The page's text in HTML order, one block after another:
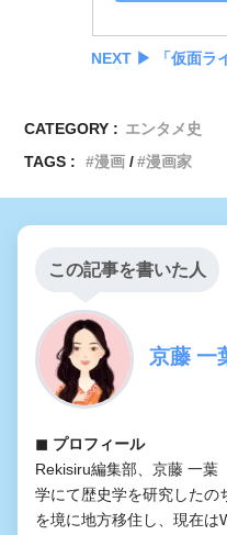
NEXT ▶︎ 「仮面
CATEGORY : エンタメ史
TAGS :
漫画 漫画家
この記事を書いた人
京藤 一
◼︎ プロフィール
Rekisiru編集部、京藤 一葉
学にて歴史学を研究したの
を境に地方移住し、現在は